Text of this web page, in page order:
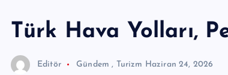
Türk Hava Yolları,
Editör Gündem , Turizm Haziran 24, 2026